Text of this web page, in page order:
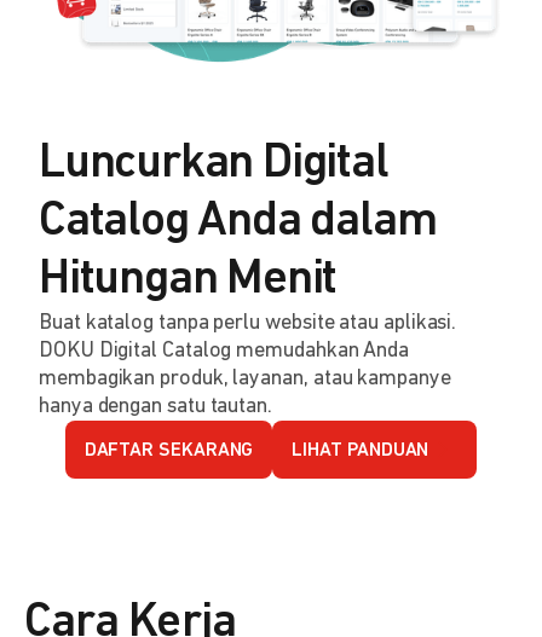
Luncurkan Digital
Catalog Anda dalam
Hitungan Menit
Buat katalog tanpa perlu website atau aplikasi.
DOKU Digital Catalog memudahkan Anda
membagikan produk, layanan, atau kampanye
hanya dengan satu tautan.
DAFTAR SEKARANG LIHAT PANDUAN
Cara Kerja